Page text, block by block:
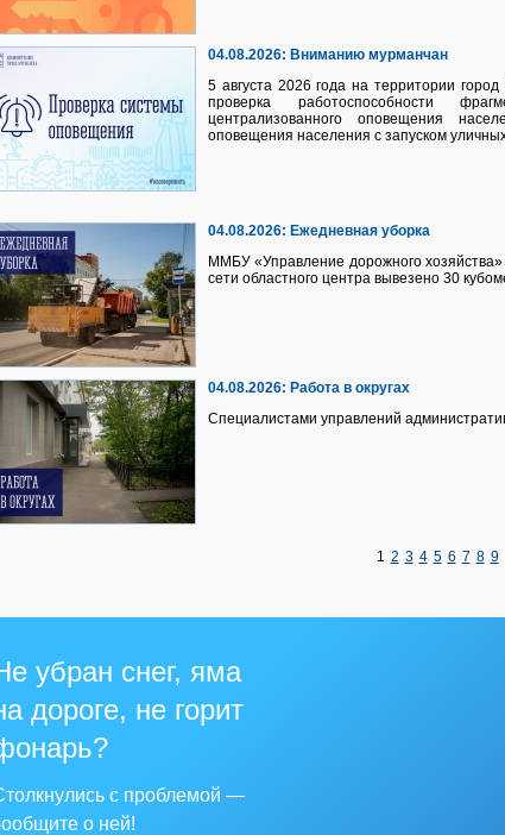
04.08.2026: Вниманию мурманчан
5 августа 2026 года на территории
проверка работоспособности
централизованного оповещения
оповещения населения с запуском
04.08.2026: Ежедневная уборка
ММБУ «Управление дорожного хозяйства»
сети областного центра вывезено 30
04.08.2026: Работа в округах
Специалистами управлений
1 2 3 4 5 6 7 8 9
убран снег, яма
дороге, не горит
с проблемой —
о ней!